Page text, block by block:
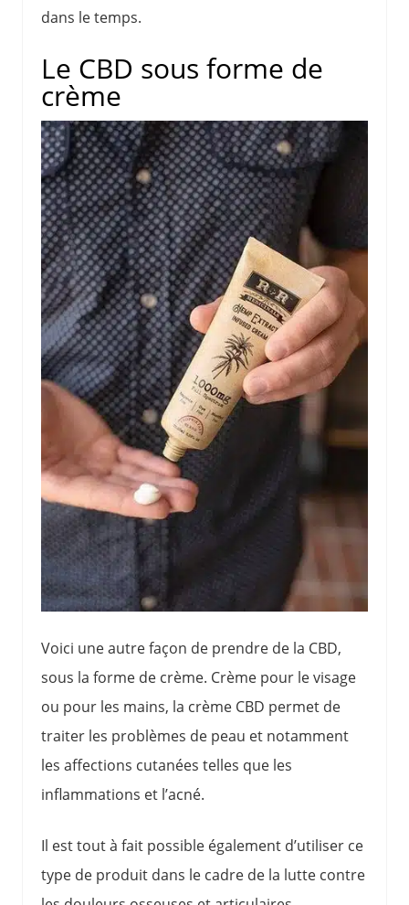
dans le temps.
Le CBD sous forme de
crème
Voici une autre façon de prendre de la CBD,
sous la forme de crème. Crème pour le visage
ou pour les mains, la crème CBD permet de
traiter les problèmes de peau et notamment
les affections cutanées telles que les
inflammations et l’acné.
Il est tout à fait possible également d’utiliser ce
type de produit dans le cadre de la lutte contre